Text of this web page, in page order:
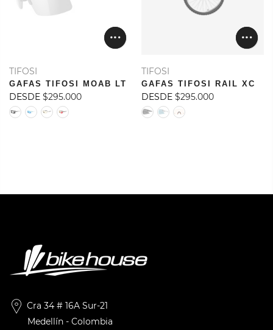
TIFOSI
GAFAS TIFOSI MOAB LT
DESDE $295.000
TIFOSI
GAFAS TIFOSI RAIL XC
DESDE $295.000
Cra 34 # 16A Sur-21
Medellín - Colombia